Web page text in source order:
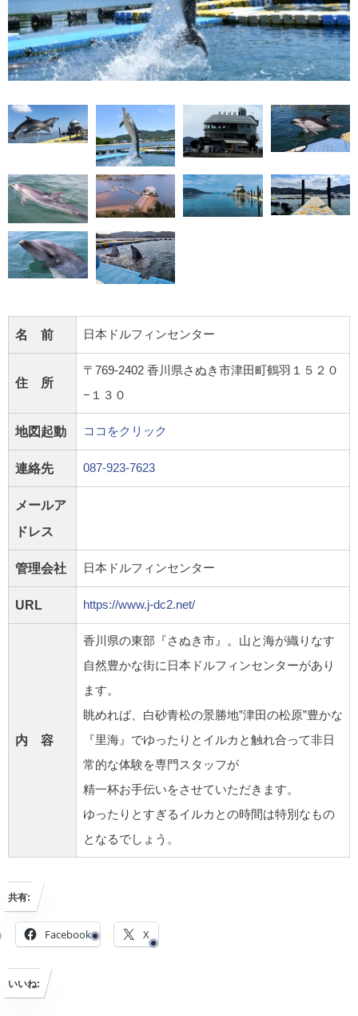
名 前 日本ドルフィンセンター
住 所
〒769-2402 香川県さぬき市津田町鶴羽１５２０
−１３０
地図起動 ココをクリック
連絡先 087-923-7623
メールア
ドレス
管理会社 日本ドルフィンセンター
URL https://www.j-dc2.net/
内 容
香川県の東部『さぬき市』。山と海が織りなす
自然豊かな街に日本ドルフィンセンターがあり
ます。
眺めれば、白砂青松の景勝地”津田の松原”豊かな
『里海』でゆったりとイルカと触れ合って非日
常的な体験を専門スタッフが
精一杯お手伝いをさせていただきます。
ゆったりとすぎるイルカとの時間は特別なもの
となるでしょう。
共有:
Facebook X
いいね: